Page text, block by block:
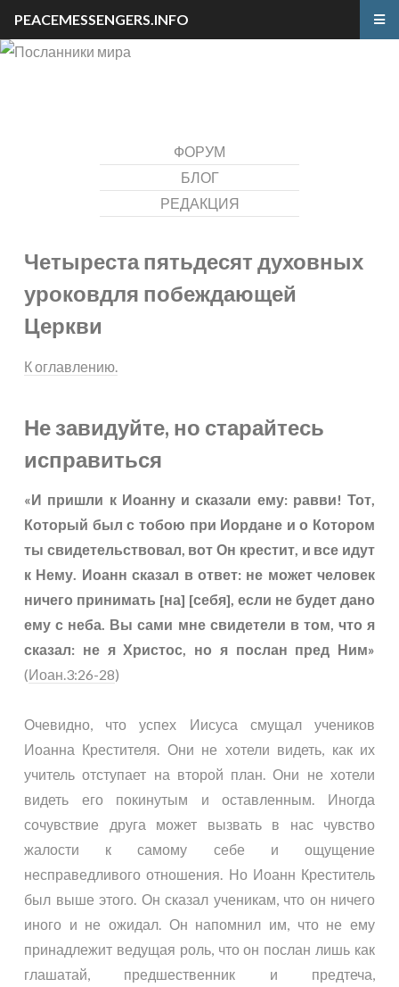
ФОРУМ
БЛОГ
РЕДАКЦИЯ
Четыреста пятьдесят духовных
уроковдля побеждающей
Церкви
К оглавлению.
Не завидуйте, но старайтесь
исправиться
«И пришли к Иоанну и сказали ему: равви! Тот,
Который был с тобою при Иордане и о Котором
ты свидетельствовал, вот Он крестит, и все идут
к Нему. Иоанн сказал в ответ: не может человек
ничего принимать [на] [себя], если не будет дано
ему с неба. Вы сами мне свидетели в том, что я
сказал: не я Христос, но я послан пред Ним»
(Иоан.3:26-28)
Очевидно, что успех Иисуса смущал учеников
Иоанна Крестителя. Они не хотели видеть, как их
учитель отступает на второй план. Они не хотели
видеть его покинутым и оставленным. Иногда
сочувствие друга может вызвать в нас чувство
жалости к самому себе и ощущение
несправедливого отношения. Но Иоанн Креститель
был выше этого. Он сказал ученикам, что он ничего
иного и не ожидал. Он напомнил им, что не ему
принадлежит ведущая роль, что он послан лишь как
глашатай, предшественник и предтеча,
PEACEMESSENGERS.INFO